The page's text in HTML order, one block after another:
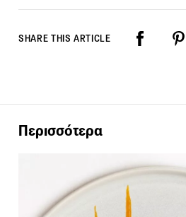
SHARE THIS ARTICLE
Περισσότερα